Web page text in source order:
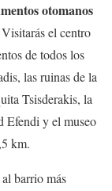
otomanos
el centro
de todos los
las ruinas de la
Tsisderakis, la
Efendi y el museo
km.
barrio más